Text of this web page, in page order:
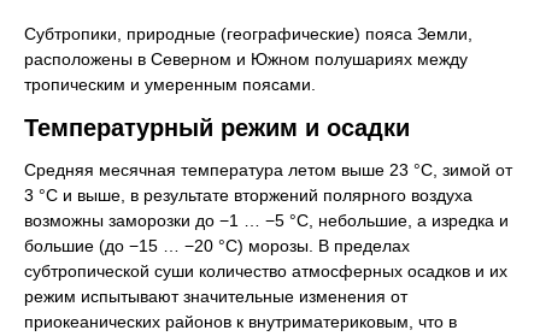
Субтропики, природные (географические) пояса Земли,
расположены в Северном и Южном полушариях между
тропическим и умеренным поясами.
Температурный режим и осадки
Средняя месячная температура летом выше 23 °C, зимой от
3 °C и выше, в результате вторжений полярного воздуха
возможны заморозки до −1 … −5 °C, небольшие, а изредка и
большие (до −15 … −20 °C) морозы. В пределах
субтропической суши количество атмосферных осадков и их
режим испытывают значительные изменения от
приокеанических районов к внутриматериковым, что в